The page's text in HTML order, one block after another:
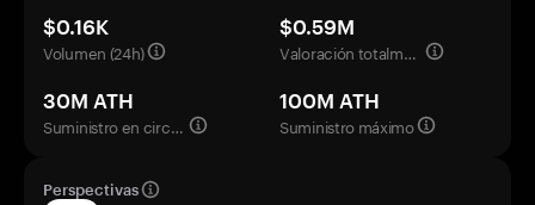
$0.16K
Volumen (24h)
$0.59M
Valoración totalmente diluida
30M ATH
Suministro en circulación
100M ATH
Suministro máximo
Perspectivas